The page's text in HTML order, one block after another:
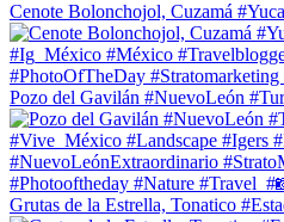
Cenote Bolonchojol, Cuzamá
Pozo del Gavilán #NuevoLeón
Grutas de la Estrella, Tonatico